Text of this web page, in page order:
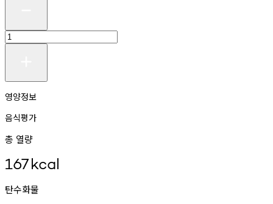
영양정보
음식평가
총 열량
167kcal
탄수화물